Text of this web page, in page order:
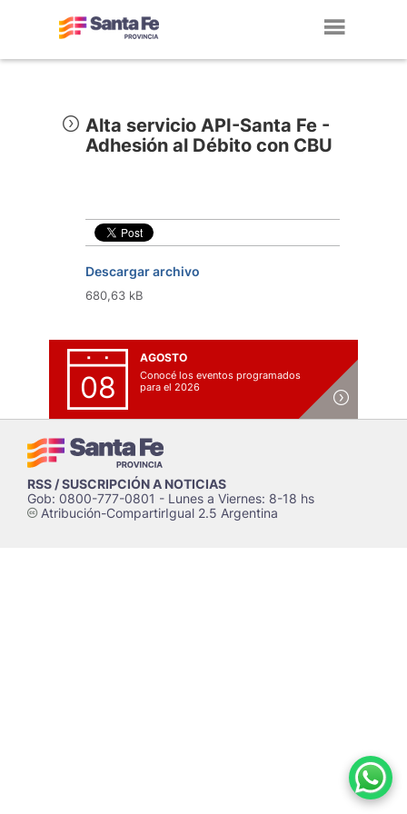
Alta servicio API-Santa Fe -
Adhesión al Débito con CBU
Descargar archivo
680,63 kB
08
AGOSTO
Conocé los eventos programados
para el 2026
RSS / SUSCRIPCIÓN A NOTICIAS
Gob: 0800-777-0801 - Lunes a Viernes: 8-18 hs
cAtribución-CompartirIgual 2.5 Argentina